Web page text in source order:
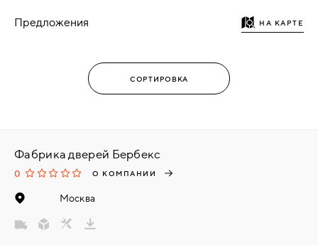
Предложения НА КАРТЕ
Фабрика дверей Бербекс
0 О КОМПАНИИ
Москва